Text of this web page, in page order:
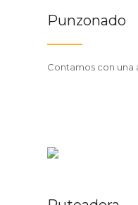
Punzonado
Contamos con